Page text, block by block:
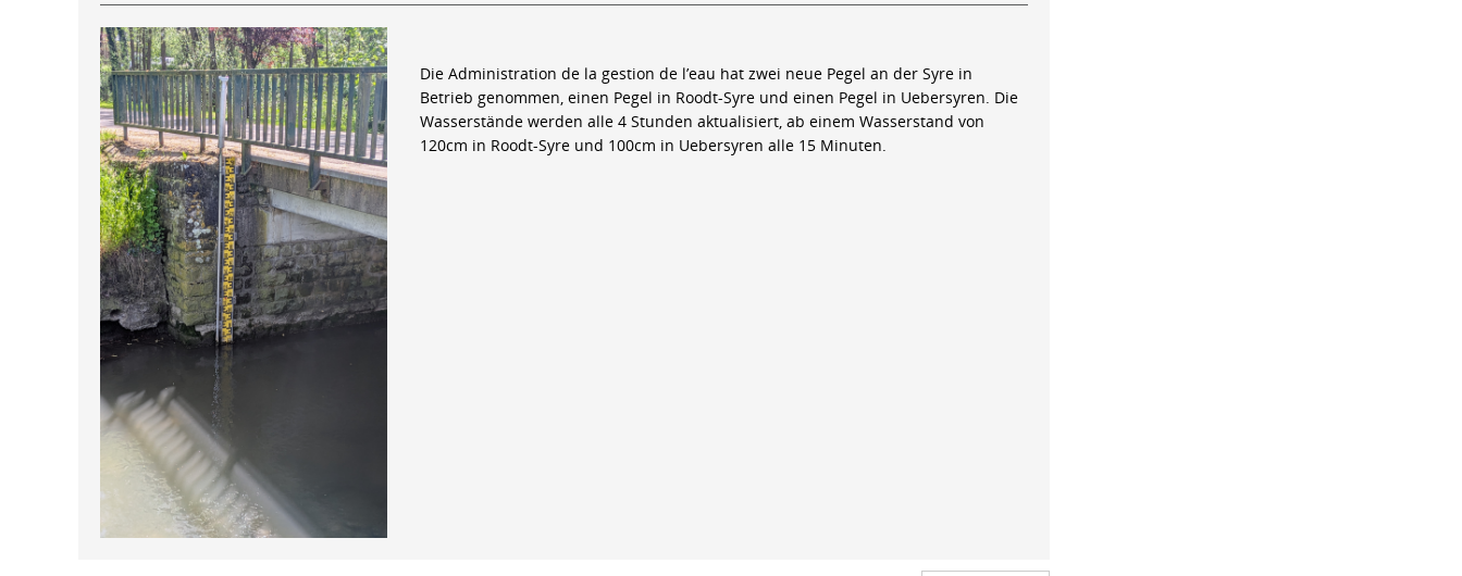
Die Administration de la gestion de l’eau hat zwei neue Pegel an der Syre in
Betrieb genommen, einen Pegel in Roodt-Syre und einen Pegel in Uebersyren. Die
Wasserstände werden alle 4 Stunden aktualisiert, ab einem Wasserstand von
120cm in Roodt-Syre und 100cm in Uebersyren alle 15 Minuten.